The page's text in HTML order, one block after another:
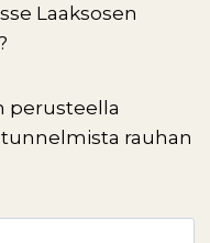
Laaksosen
perusteella
rauhan